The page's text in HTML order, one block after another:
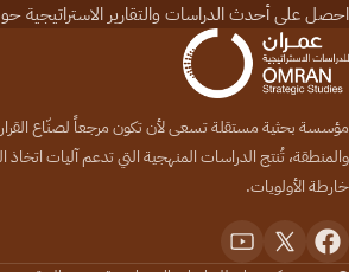
احصل على أحدث الدراسات والتقارير الاستراتيجية
مؤسسة بحثية مستقلة تسعى لأن تكون مرجعاً لصنّاع القرار
والمنطقة، تُنتج الدراسات المنهجية التي تدعم آليات اتخاذ
خارطة الأولويات.